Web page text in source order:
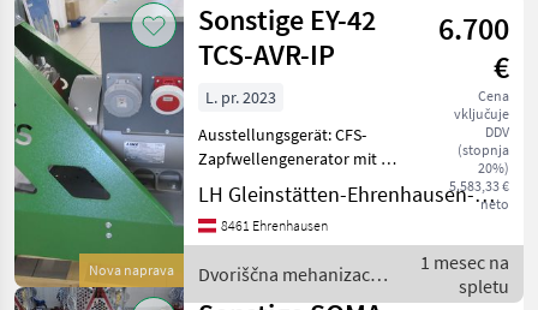
Spannungsregler +-1%
/
Schneeberger
Nova naprava
Sonstige EY-42
TCS-AVR-IP
6.700
€
Cena
vključuje
DDV
(stopnja
20%)
5.583,33 €
neto
L. pr. 2023
Ausstellungsgerät: CFS-
Zapfwellengenerator mit 42
kVA Dauerleistung,
erforderliche
Traktorleistung nur 80 PS,
Über- und
Unterspannungsschutz
LH Gleinstätten-Ehrenhausen-Wies reg. Gen.m.b.H. - Ehrenhausen
8461 Ehrenhausen
Dvoriščna mehanizacija
/ Sonstige
1 mesec na
spletu